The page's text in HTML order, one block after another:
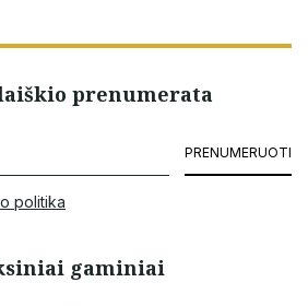
gaminiai
prenumerata
PRENUMERUOTI
politika